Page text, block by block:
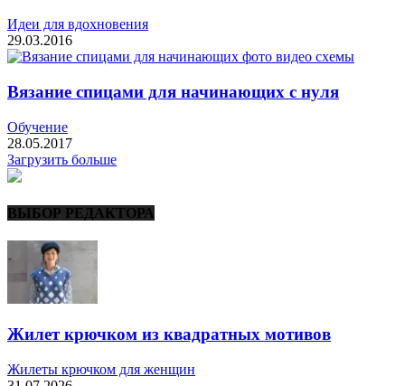
Идеи для вдохновения
29.03.2016
Вязание спицами для начинающих с нуля
Обучение
28.05.2017
Загрузить больше
ВЫБОР РЕДАКТОРА
Жилет крючком из квадратных мотивов
Жилеты крючком для женщин